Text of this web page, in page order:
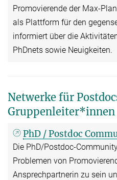
Promovierende der Max-
als Plattform für den
informiert über die
PhDnets sowie Neuigkeiten.
Netwerke für
Gruppenleiter*innen
PhD / Postdoc
Die PhD/Postdoc-
Problemen von
Ansprechpartnerin zu sein